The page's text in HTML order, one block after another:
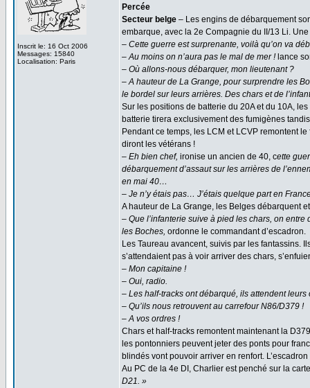
Inscrit le: 16 Oct 2006
Messages: 15840
Localisation: Paris
Percée
Secteur belge – Les engins de débarquement
embarque, avec la 2e Compagnie du II/13 Li.
– Cette guerre est surprenante, voilà qu’on va
– Au moins on n’aura pas le mal de mer ! lance
– Où allons-nous débarquer, mon lieutenant ?
– A hauteur de La Grange, pour surprendre les
le bordel sur leurs arrières. Des chars et de
Sur les positions de batterie du 20A et du 10A,
batterie tirera exclusivement des fumigènes
Pendant ce temps, les LCM et LCVP remontent
diront les vétérans !
– Eh bien chef, ironise un ancien de 40, cette
débarquement d’assaut sur les arrières de
en mai 40…
– Je n’y étais pas… J’étais quelque part en
A hauteur de La Grange, les Belges débarquent
– Que l’infanterie suive à pied les chars, on
les Boches, ordonne le commandant d’escadron.
Les Taureau avancent, suivis par les fantassins.
s’attendaient pas à voir arriver des chars,
– Mon capitaine !
– Oui, radio.
– Les half-tracks ont débarqué, ils attendent leurs
– Qu’ils nous retrouvent au carrefour N86/D379 !
– A vos ordres !
Chars et half-tracks remontent maintenant la
les pontonniers peuvent jeter des ponts pour
blindés vont pouvoir arriver en renfort.
Au PC de la 4e DI, Charlier est penché sur la
D21. »